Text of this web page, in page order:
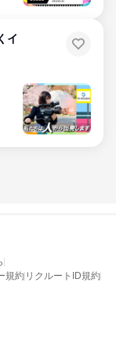
イ
規約 リクルートID規約